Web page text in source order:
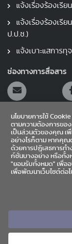
แจ้งเรื่องร้องเรี
แจ้งเรื่องร้องเรี
ป.ป.ช.)
แจ้งเบาะแสการ
ช่องทางการสื่อสาร
สายตรงผู้อำน
Copyright©2026
นโยบายการใช้
ตามความต้องการขอ
เป็นส่วนตัวของคุณ เ
อย่างไรก็ตาม หากคุณ
ด้วยการปฎิเสธการท
ก์ชั่นบางอย่าง หรือทั้ง
"ยอมรับทั้งหมด" เพื่ออ
เพื่อพัฒนาเว็บไซต์ต่อ